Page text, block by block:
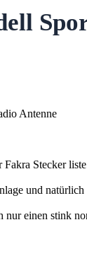
Antenne
Stecker
und
nur einen stink